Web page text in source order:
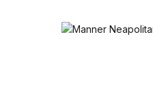
Bildergalerie überspringen